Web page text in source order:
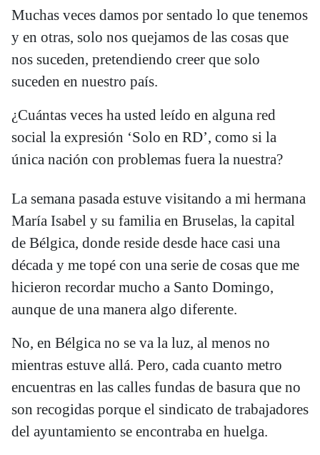
Muchas veces damos por sentado lo que tenemos
y en otras, solo nos quejamos de las cosas que
nos suceden, pretendiendo creer que solo
suceden en nuestro país.
¿Cuántas veces ha usted leído en alguna red
social la expresión ‘Solo en RD’, como si la
única nación con problemas fuera la nuestra?
La semana pasada estuve visitando a mi hermana
María Isabel y su familia en Bruselas, la capital
de Bélgica, donde reside desde hace casi una
década y me topé con una serie de cosas que me
hicieron recordar mucho a Santo Domingo,
aunque de una manera algo diferente.
No, en Bélgica no se va la luz, al menos no
mientras estuve allá. Pero, cada cuanto metro
encuentras en las calles fundas de basura que no
son recogidas porque el sindicato de trabajadores
del ayuntamiento se encontraba en huelga.